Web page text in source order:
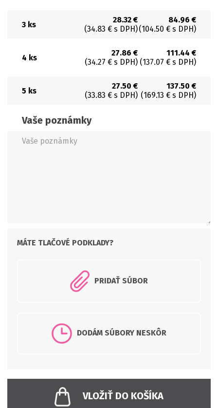
Vaše poznámky
PRIDAŤ SÚBOR
DODÁM SÚBORY NESKÔR
3 ks
28.32 €
(34.83 € s DPH)
84.96 €
(104.50 € s DPH)
4 ks
27.86 €
(34.27 € s DPH)
111.44 €
(137.07 € s DPH)
5 ks
27.50 €
(33.83 € s DPH)
137.50 €
(169.13 € s DPH)
VLOŽIŤ DO KOŠÍKA